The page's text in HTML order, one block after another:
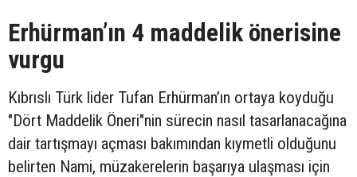
Erhürman’ın 4 maddelik önerisine
vurgu
Kıbrıslı Türk lider Tufan Erhürman’ın ortaya koyduğu
"Dört Maddelik Öneri"nin sürecin nasıl tasarlanacağına
dair tartışmayı açması bakımından kıymetli olduğunu
belirten Nami, müzakerelerin başarıya ulaşması için